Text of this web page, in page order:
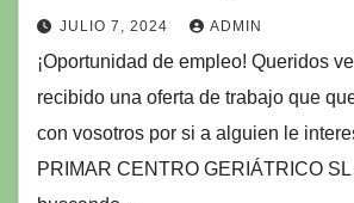
JULIO 7, 2024 ADMIN
¡Oportunidad de empleo! Queridos
recibido una oferta de trabajo que
con vosotros por si a alguien le
PRIMAR CENTRO GERIÁTRICO SL